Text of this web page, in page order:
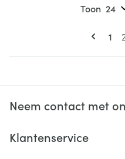
U
1 2
Toon
Neem contact met
Klantenservice